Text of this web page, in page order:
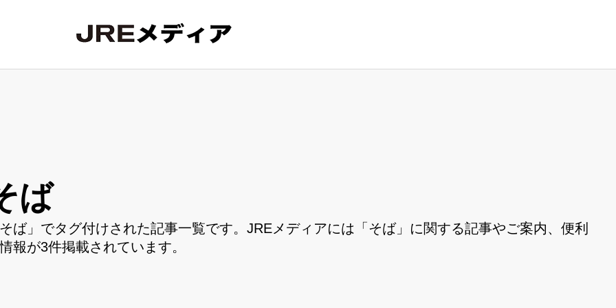
ば
ば」でタグ付けされた記事一覧です。JREメディアには「そば」に関する記事やご案内、便利
報が3件掲載されています。